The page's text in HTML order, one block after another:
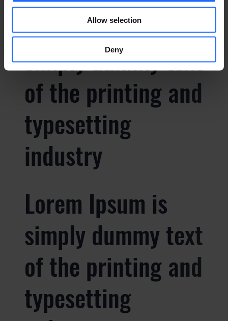
Allow selection
Deny
Lorem Ipsum is
simply dummy text
of the printing and
typesetting
industry
Lorem Ipsum is
simply dummy text
of the printing and
typesetting